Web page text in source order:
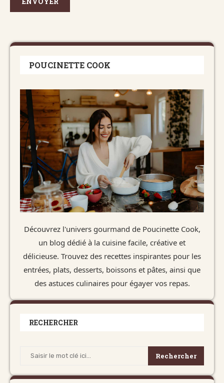
POUCINETTE COOK
Découvrez l'univers gourmand de Poucinette Cook,
un blog dédié à la cuisine facile, créative et
délicieuse. Trouvez des recettes inspirantes pour les
entrées, plats, desserts, boissons et pâtes, ainsi que
des astuces culinaires pour égayer vos repas.
RECHERCHER
Rechercher